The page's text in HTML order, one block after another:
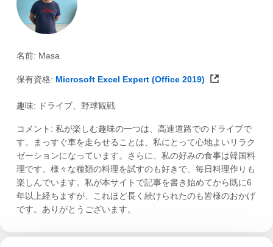
名前: Masa
保有資格: Microsoft Excel Expert (Office 2019)
趣味: ドライブ、野球観戦
コメント: 私が楽しむ趣味の一つは、高速道路でのドライブで
す。まっすぐ車を走らせることは、私にとって心地よいリラク
ゼーションになっています。さらに、私の好みの食事は韓国料
理です。様々な種類の料理を試すのも好きで、毎日料理作りも
楽しんでいます。私が本サイトで記事を書き始めてから既に6
年以上経ちますが、これほど長く続けられたのも皆様のおかげ
です。ありがとうございます。